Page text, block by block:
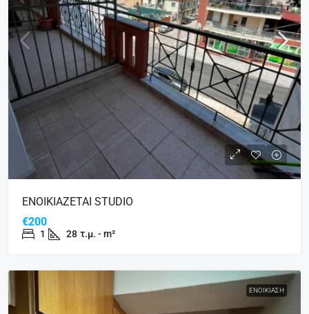
ΕΝΟΙΚΙΑΖΕΤΑΙ STUDIO
€200
1 28 τ.μ. - m²
ΕΝΟΙΚΊΑΣΗ